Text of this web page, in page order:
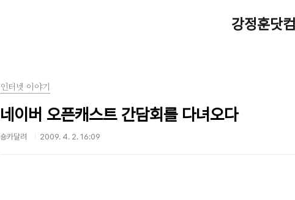
강정훈닷컴
인터넷 이야기
네이버 오픈캐스트 간담회를 다녀오다
숑카달려 2009. 4. 2. 16:09